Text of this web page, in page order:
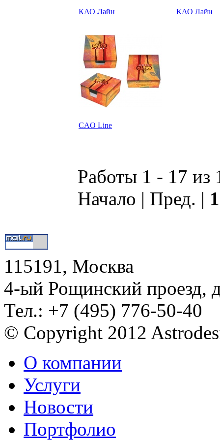
КАО Лайн КАО Лайн
CAO Line
Работы 1 - 17 из
Начало | Пред. | 1
115191, Москва
4-ый Рощинский проезд,
Тел.: +7 (495) 776-50-40
© Copyright 2012
О компании
Услуги
Новости
Портфолио